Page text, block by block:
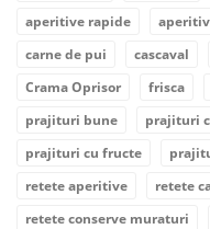
aperitive rapide
carne de pui
cascaval
Crama Oprisor
frisca
prajituri bune
prajituri
prajituri cu fructe
retete aperitive
retete
retete conserve muraturi